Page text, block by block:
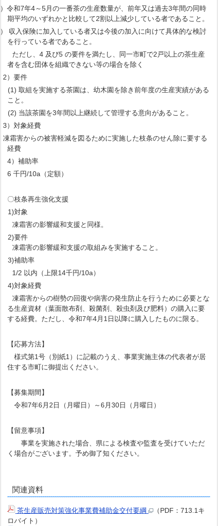
令和7年4～5月の一番茶の生産数量が、前年又は過去3年間の同時
期平均のいずれかと比較して2割以上減少している者であること。
収入保険に加入している者又は今後の加入に向けて具体的な検討
を行っている者であること。
ただし、4 及び5 の要件を満たし、同一市町で2戸以上の茶生産
者を含む団体を組織できない等の場合を除く
2）要件
(1) 取組を実施する茶園は、幼木園を除き前年度の生産実績がある
こと。
(2) 当該茶園を3年間以上継続して管理する意向があること。
3）対象経費
凍霜害からの被害軽減を図るために実施した枝条のせん除に要する
経費
4）補助率
6 千円/10a（定額）
〇枝条再生強化支援
1)対象
凍霜害の影響緩和支援と同様。
2)要件
凍霜害の影響緩和支援の取組みを実施すること。
3)補助率
1/2 以内（上限14千円/10a）
4)対象経費
凍霜害からの樹勢の回復や病害の発生防止を行うために必要とな
る生産資材（葉面散布剤、殺菌剤、殺虫剤及び肥料）の購入に要
する経費。ただし、令和7年4月1日以降に購入したものに限る。
【応募方法】
様式第1号（別紙1）に記載のうえ、事業実施主体の代表者が居
住する市町に御提出ください。
【募集期間】
令和7年6月2日（月曜日）～6月30日（月曜日）
【留意事項】
事業を実施された場合、県による検査や監査を受けていただ
く場合がございます。予め御了知ください。
関連資料
茶生産販売対策強化事業費補助金交付要綱
（PDF：713.1キ
ロバイト）